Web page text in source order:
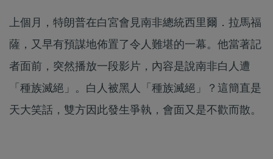
上個月，特朗普在白宮會見南非總統西里爾．拉馬福
薩，又早有預謀地佈置了令人難堪的一幕。他當著記
者面前，突然播放一段影片，內容是說南非白人遭
「種族滅絕」。白人被黑人「種族滅絕」？這簡直是
天大笑話，雙方因此發生爭執，會面又是不歡而散。